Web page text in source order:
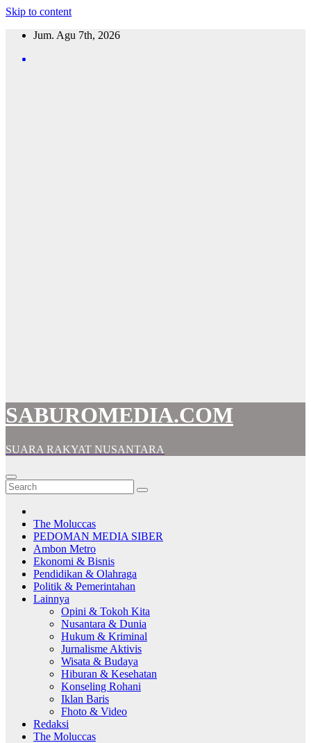
Skip to content
Jum. Agu 7th, 2026
SABUROMEDIA.COM
SUARA RAKYAT NUSANTARA
The Moluccas
PEDOMAN MEDIA SIBER
Ambon Metro
Ekonomi & Bisnis
Pendidikan & Olahraga
Politik & Pemerintahan
Lainnya
Opini & Tokoh Kita
Nusantara & Dunia
Hukum & Kriminal
Jurnalisme Aktivis
Wisata & Budaya
Hiburan & Kesehatan
Konseling Rohani
Iklan Baris
Fhoto & Video
Redaksi
The Moluccas